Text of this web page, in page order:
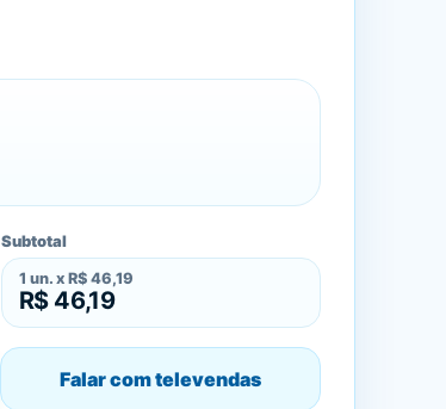
Subtotal
1 un. x R$ 46,19
R$ 46,19
Falar com televendas